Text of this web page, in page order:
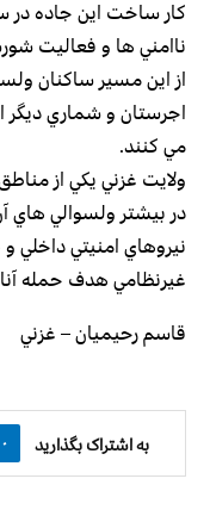
كار ساخت اين جاده در
ناامني ها و فعاليت
از اين مسير ساكنان
اجرستان و شماري ديگر
مي كنند.
ولايت غزني يكي از
در بيشتر ولسوالي هاي
نيروهاي امنيتي داخلي
غيرنظامي هدف حمله
قاسم رحيميان – غزني
به اشتراک بگذارید ۰